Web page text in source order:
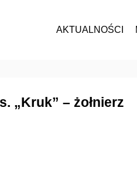
AKTUALNOŚCI
„Kruk” – żołnierz